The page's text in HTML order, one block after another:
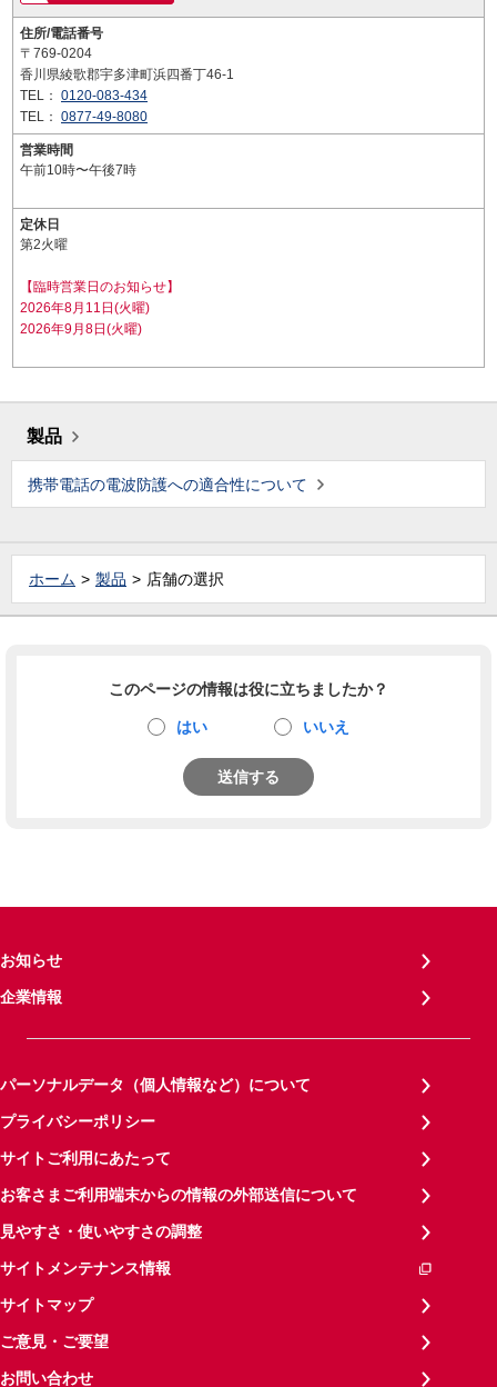
住所/電話番号
〒769-0204
香川県綾歌郡宇多津町浜四番丁46-1
TEL： 0120-083-434
TEL： 0877-49-8080
営業時間
午前10時〜午後7時
定休日
第2火曜
【臨時営業日のお知らせ】
2026年8月11日(火曜)
2026年9月8日(火曜)
製品
携帯電話の電波防護への適合性について
ホーム 製品 店舗の選択
このページの情報は役に立ちましたか？
はい いいえ
送信する
お知らせ
企業情報
パーソナルデータ（個人情報など）について
プライバシーポリシー
サイトご利用にあたって
お客さまご利用端末からの情報の外部送信について
見やすさ・使いやすさの調整
サイトメンテナンス情報
サイトマップ
ご意見・ご要望
お問い合わせ